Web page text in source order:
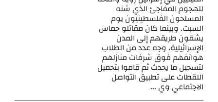
للهجوم المفاجئ الذي شنه
المسلحون الفلسطينيون يوم
السبت. وبينما كان مقاتلو حماس
يشقون طريقهم إلى المدن
الإسرائيلية، وجه عدد من الطلاب
هواتفهم فوق شرفات منازلهم
لتسجيل ما يحدث ثم قاموا بتحميل
اللقطات على تطبيق التواصل
الاجتماعي وي ...